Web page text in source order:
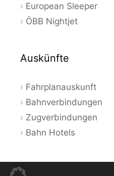
European Sleeper
ÖBB Nightjet
Auskünfte
Fahrplanauskunft
Bahnverbindungen
Zugverbindungen
Bahn Hotels